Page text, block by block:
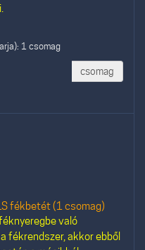
1 csomag
csomag
fékbetét (1 csomag)
való
fékrendszer, akkor ebből